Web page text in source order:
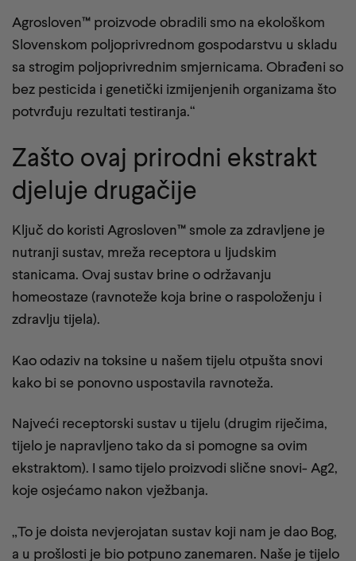
Agrosloven™ proizvode obradili smo na ekološkom
Slovenskom poljoprivrednom gospodarstvu u skladu
sa strogim poljoprivrednim smjernicama. Obrađeni so
bez pesticida i genetički izmijenjenih organizama što
potvrđuju rezultati testiranja.“
Zašto ovaj prirodni ekstrakt
djeluje drugačije
Ključ do koristi Agrosloven™ smole za zdravljene je
nutranji sustav, mreža receptora u ljudskim
stanicama. Ovaj sustav brine o održavanju
homeostaze (ravnoteže koja brine o raspoloženju i
zdravlju tijela).
Kao odaziv na toksine u našem tijelu otpušta snovi
kako bi se ponovno uspostavila ravnoteža.
Najveći receptorski sustav u tijelu (drugim riječima,
tijelo je napravljeno tako da si pomogne sa ovim
ekstraktom). I samo tijelo proizvodi slične snovi- Ag2,
koje osjećamo nakon vježbanja.
„To je doista nevjerojatan sustav koji nam je dao Bog,
a u prošlosti je bio potpuno zanemaren. Naše je tijelo